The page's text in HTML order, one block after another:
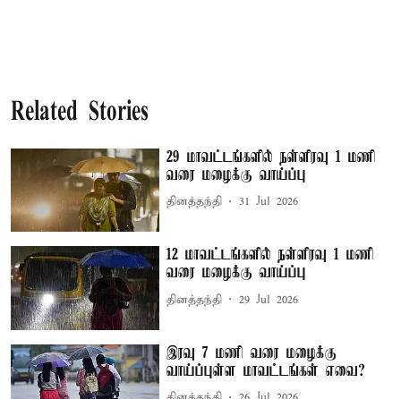
Related Stories
29 மாவட்டங்களில் நள்ளிரவு 1 மணி
வரை மழைக்கு வாய்ப்பு
தினத்தந்தி 31 Jul 2026
12 மாவட்டங்களில் நள்ளிரவு 1 மணி
வரை மழைக்கு வாய்ப்பு
தினத்தந்தி 29 Jul 2026
இரவு 7 மணி வரை மழைக்கு
வாய்ப்புள்ள மாவட்டங்கள் எவை?